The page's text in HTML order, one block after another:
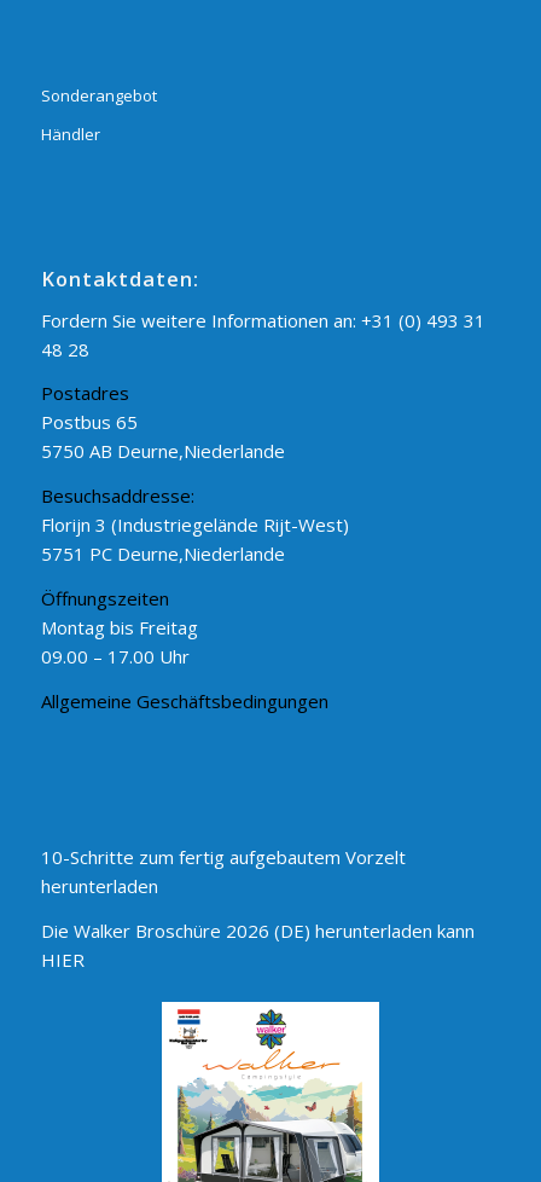
Sonderangebot
Händler
Kontaktdaten:
Fordern Sie weitere Informationen an: +31 (0) 493 31
48 28
Postadres
Postbus 65
5750 AB Deurne,Niederlande
Besuchsaddresse:
Florijn 3 (Industriegelände Rijt-West)
5751 PC Deurne,Niederlande
Öffnungszeiten
Montag bis Freitag
09.00 – 17.00 Uhr
Allgemeine Geschäftsbedingungen
10-Schritte zum fertig aufgebautem Vorzelt
herunterladen
Die Walker Broschüre 2026 (DE) herunterladen kann
HIER